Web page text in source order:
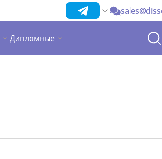
Дипломные